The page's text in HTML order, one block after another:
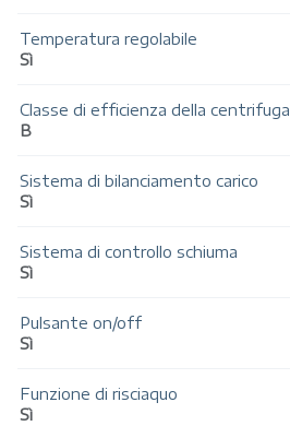
Temperatura regolabile
Sì
Classe di efficienza della centrifuga
B
Sistema di bilanciamento carico
Sì
Sistema di controllo schiuma
Sì
Pulsante on/off
Sì
Funzione di risciaquo
Sì